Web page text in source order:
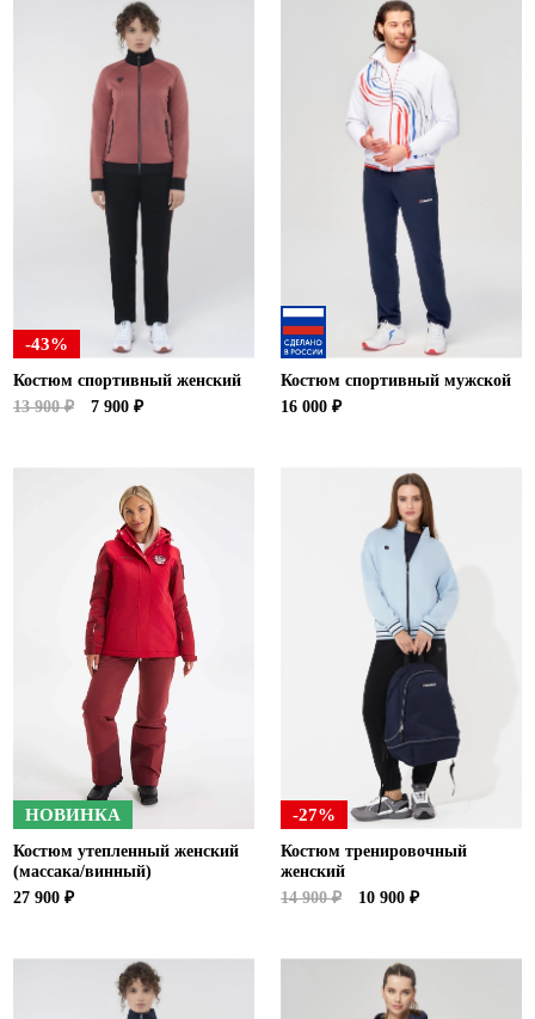
-43%
Костюм спортивный женский
13 900 ₽
7 900 ₽
Костюм спортивный мужской
16 000 ₽
НОВИНКА
Костюм утепленный женский
(массака/винный)
27 900 ₽
-27%
Костюм тренировочный
женский
14 900 ₽
10 900 ₽